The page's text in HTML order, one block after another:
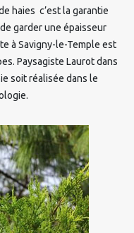
haies c’est la garantie
garder une épaisseur
à Savigny-le-Temple est
Paysagiste Laurot dans
soit réalisée dans le